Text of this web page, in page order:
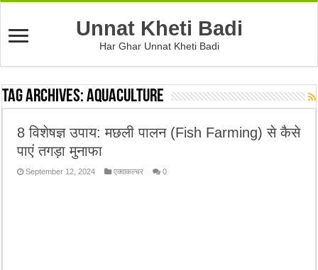
Unnat Kheti Badi
Har Ghar Unnat Kheti Badi
Tag Archives:Aquaculture
8 विशेषज्ञ उपाय: मछली पालन (Fish Farming) से कैसे
पाएं तगड़ा मुनाफा
September 12, 2024 एक्वाकल्चर 0